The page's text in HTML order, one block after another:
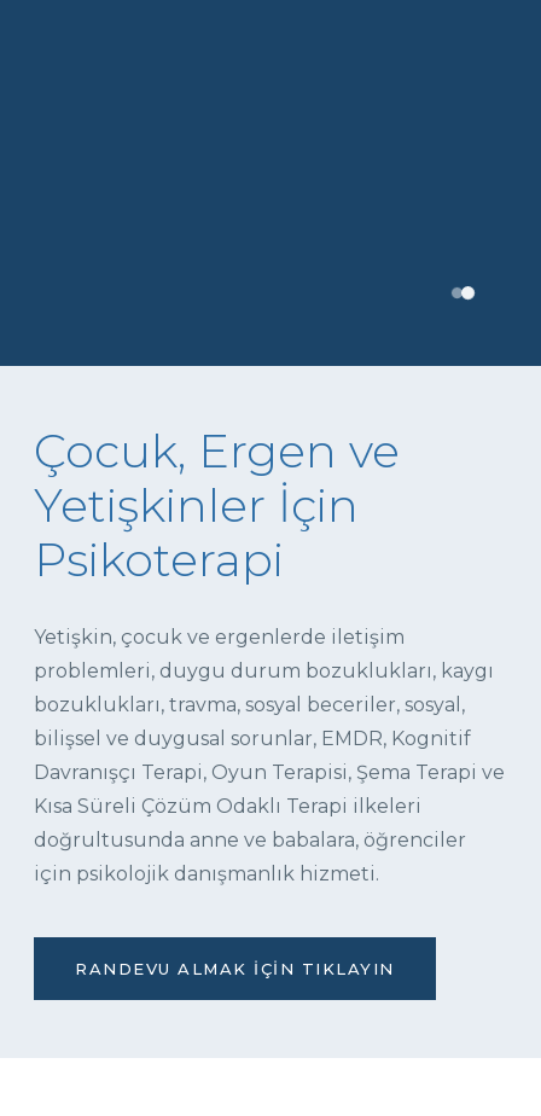
Çocuk, Ergen ve
Yetişkinler İçin
Psikoterapi
Yetişkin, çocuk ve ergenlerde iletişim
problemleri, duygu durum bozuklukları, kaygı
bozuklukları, travma, sosyal beceriler, sosyal,
bilişsel ve duygusal sorunlar, EMDR, Kognitif
Davranışçı Terapi, Oyun Terapisi, Şema Terapi ve
Kısa Süreli Çözüm Odaklı Terapi ilkeleri
doğrultusunda anne ve babalara, öğrenciler
için psikolojik danışmanlık hizmeti.
RANDEVU ALMAK İÇIN TIKLAYIN